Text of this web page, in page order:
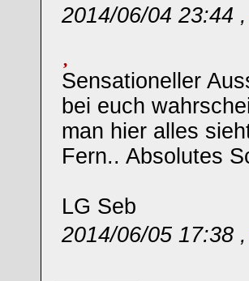
2014/06/04 23:44 ,
Sensationeller
bei euch
man hier alles
Fern.. Absolutes
LG Seb
2014/06/05 17:38 ,